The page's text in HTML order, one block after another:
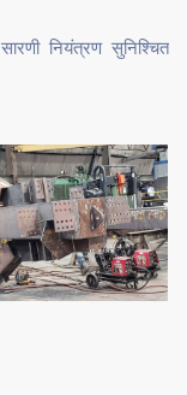
नियंत्रण सुनिश्चित